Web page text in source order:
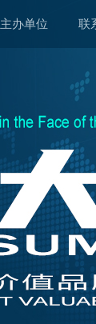
主办单位 联